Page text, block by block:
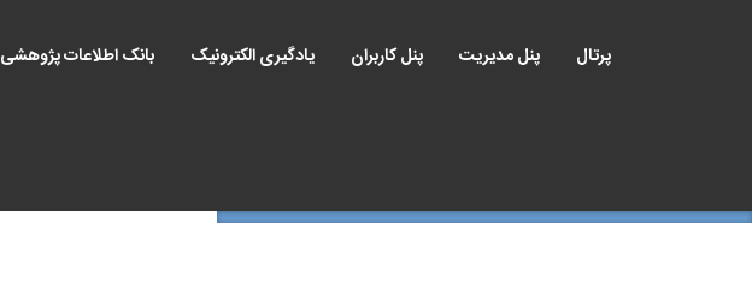
پرتال پنل مدیریت پنل کاربران یادگیری الکترونیک بانک اطلاعات پژوهشی